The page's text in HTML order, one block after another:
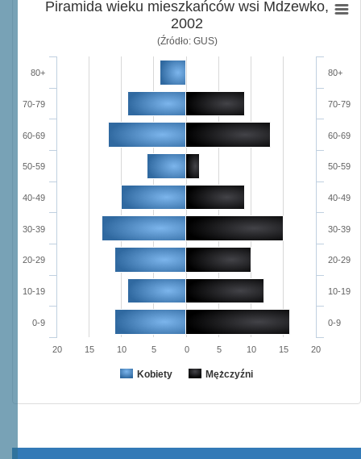
Piramida wieku mieszkańców wsi Mdzewko,
2002
(Źródło: GUS)
Kobiety Mężczyźni
0-9
10-19
20-29
30-39
40-49
50-59
60-69
70-79
80+
0-9
10-19
20-29
30-39
40-49
50-59
60-69
70-79
80+
20 15 10 5 0 5 10 15 20